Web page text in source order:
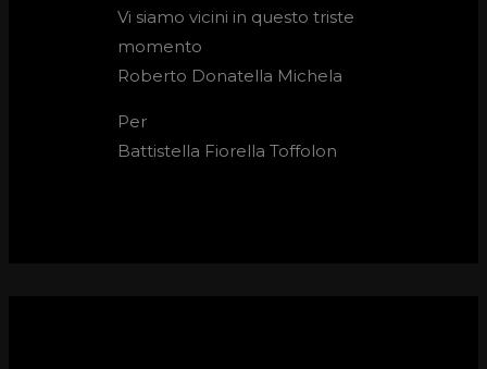
Vi siamo vicini in questo triste
momento
Roberto Donatella Michela
Per
Battistella Fiorella Toffolon